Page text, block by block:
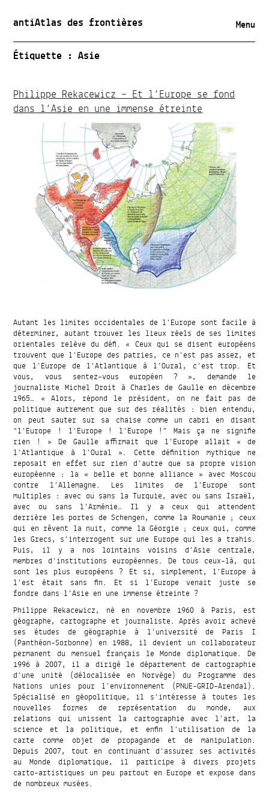
antiAtlas des frontières Menu
Étiquette :Asie
Philippe Rekacewicz – Et l’Europe se fond
dans l’Asie en une immense étreinte
Autant les limites occidentales de l’Europe sont facile à
déterminer, autant trouver les lieux réels de ses limites
orientales relève du défi. « Ceux qui se disent européens
trouvent que l’Europe des patries, ce n’est pas assez, et
que l’Europe de l’Atlantique à l’Oural, c’est trop. Et
vous, vous sentez-vous européen ? », demande le
journaliste Michel Droit à Charles de Gaulle en décembre
1965… « Alors, répond le président, on ne fait pas de
politique autrement que sur des réalités : bien entendu,
on peut sauter sur sa chaise comme un cabri en disant
“l’Europe ! l’Europe ! l’Europe !” Mais ça ne signifie
rien ! » De Gaulle affirmait que l’Europe allait « de
l’Atlantique à l’Oural ». Cette définition mythique ne
reposait en effet sur rien d’autre que sa propre vision
européenne : la « belle et bonne alliance » avec Moscou
contre l’Allemagne. Les limites de l’Europe sont
multiples : avec ou sans la Turquie, avec ou sans Israël,
avec ou sans l’Arménie… Il y a ceux qui attendent
derrière les portes de Schengen, comme la Roumanie ; ceux
qui en rêvent la nuit, comme la Géorgie ; ceux qui, comme
les Grecs, s’interrogent sur une Europe qui les a trahis.
Puis, il y a nos lointains voisins d’Asie centrale,
membres d’institutions européennes. De tous ceux-là, qui
sont les plus européens ? Et si, simplement, l’Europe à
l’est était sans fin. Et si l’Europe venait juste se
fondre dans l’Asie en une immense étreinte ?
Philippe Rekacewicz, né en novembre 1960 à Paris, est
géographe, cartographe et journaliste. Après avoir achevé
ses études de géographie à l’université de Paris I
(Panthéon-Sorbonne) en 1988, il devient un collaborateur
permanent du mensuel français le Monde diplomatique. De
1996 à 2007, il a dirigé le département de cartographie
d’une unité (délocalisée en Norvège) du Programme des
Nations unies pour l’environnement (PNUE-GRID-Arendal).
Spécialisé en géopolitique, il s’intéresse à toutes les
nouvelles formes de représentation du monde, aux
relations qui unissent la cartographie avec l’art, la
science et la politique, et enfin l’utilisation de la
carte comme objet de propagande et de manipulation.
Depuis 2007, tout en continuant d’assurer ses activités
au Monde diplomatique, il participe à divers projets
carto-artistiques un peu partout en Europe et expose dans
de nombreux musées.